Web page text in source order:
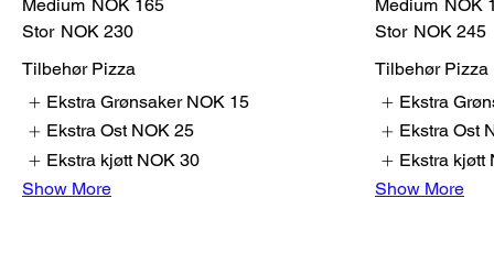
Medium NOK 165
Stor NOK 230
Tilbehør Pizza
Ekstra Grønsaker NOK 15
Ekstra Ost NOK 25
Ekstra kjøtt NOK 30
Show More
Medium NOK
Stor NOK 245
Tilbehør Pizza
Ekstra
Ekstra Ost
Ekstra kjøtt
Show More